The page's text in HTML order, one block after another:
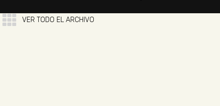
VER TODO EL ARCHIVO